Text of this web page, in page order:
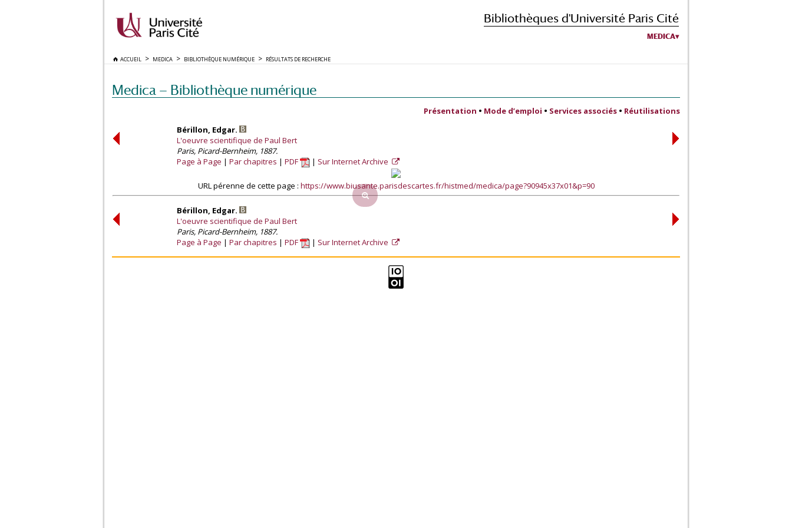
Bibliothèques d'Université Paris Cité
MEDICA
ACCUEIL MEDICA BIBLIOTHÈQUE NUMÉRIQUE RÉSULTATS DE RECHERCHE
Medica — Bibliothèque numérique
Présentation • Mode d’emploi • Services associés • Réutilisations
Bérillon, Edgar.
L'oeuvre scientifique de Paul Bert
Paris, Picard-Bernheim, 1887.
Page à Page
Par chapitres PDF Sur Internet Archive
URL pérenne de cette page : https://www.biusante.parisdescartes.fr/histmed/medica/page?90945x37x01&p=90
Bérillon, Edgar.
L'oeuvre scientifique de Paul Bert
Paris, Picard-Bernheim, 1887.
Page à Page
Par chapitres PDF Sur Internet Archive